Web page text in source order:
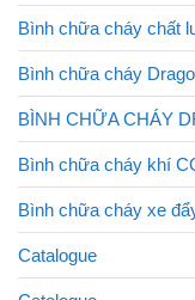
Bình chữa cháy chất
Bình chữa cháy
BÌNH CHỮA CHÁY
Bình chữa cháy khí
Bình chữa cháy xe
Catalogue